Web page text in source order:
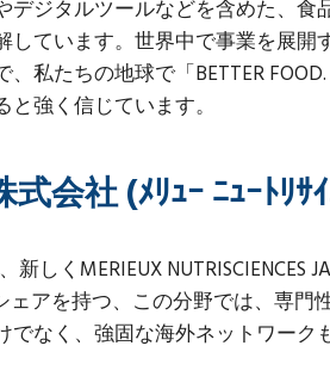
ジタルツールなどを含めた、
ています。世界中で事業を展
たちの地球で「BETTER FOOD.
強く信じています。
式会社 (ﾒﾘｭｰ ﾆｭｰﾄﾘ
しくMERIEUX NUTRISCIENCES
アを持つ、この分野では、専
なく、強固な海外ネットワー